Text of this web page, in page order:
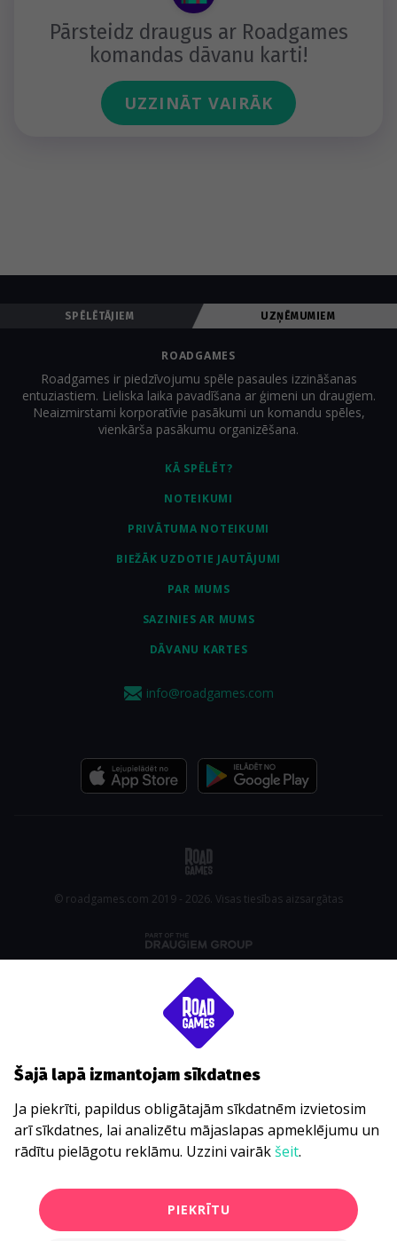
Pārsteidz draugus ar Roadgames
komandas dāvanu karti!
UZZINĀT VAIRĀK
SPĒLĒTĀJIEM UZŅĒMUMIEM
KĀ SPĒLĒT?
NOTEIKUMI
PRIVĀTUMA NOTEIKUMI
BIEŽĀK UZDOTIE JAUTĀJUMI
PAR MUMS
SAZINIES AR MUMS
DĀVANU KARTES
ROADGAMES
Roadgames ir piedzīvojumu spēle pasaules izzināšanas
entuziastiem. Lieliska laika pavadīšana ar ģimeni un draugiem.
Neaizmirstami korporatīvie pasākumi un komandu spēles,
vienkārša pasākumu organizēšana.
info@roadgames.com
© roadgames.com 2019 - 2026. Visas tiesības aizsargātas
Šajā lapā izmantojam sīkdatnes
Ja piekrīti, papildus obligātajām sīkdatnēm izvietosim
arī sīkdatnes, lai analizētu mājaslapas apmeklējumu un
rādītu pielāgotu reklāmu. Uzzini vairākšeit.
PIEKRĪTU